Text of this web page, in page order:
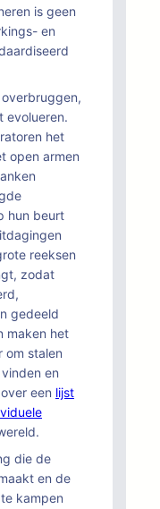
is geen
en
evolueren.
het
open armen
hun beurt
reeksen
zodat
gedeeld
maken het
om stalen
en
een lijst
die de
en de
kampen